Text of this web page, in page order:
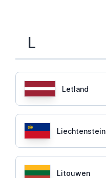
L
Letland
Liechtenstein
Litouwen